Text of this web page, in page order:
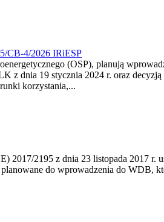
CB-4/2026 IRiESP
(OSP), planują
z dnia 19 stycznia 2024 r. oraz decyzją
korzystania,...
2017/2195 z dnia 23‍ listopada 2017 r.
do wprowadzenia do WDB,